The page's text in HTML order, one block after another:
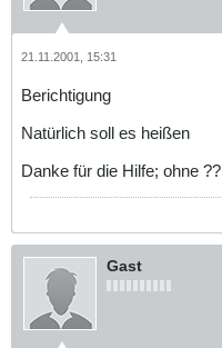
21.11.2001, 15:31
Berichtigung
Natürlich soll es heißen
Danke für die Hilfe; ohne ??
Gast